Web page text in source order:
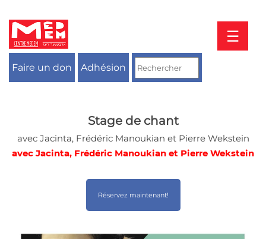
contenu
☰
Faire un don Adhésion
Stage de chant
avec Jacinta, Frédéric Manoukian et Pierre Wekstein
avec Jacinta, Frédéric Manoukian et Pierre Wekstein
Réservez maintenant!